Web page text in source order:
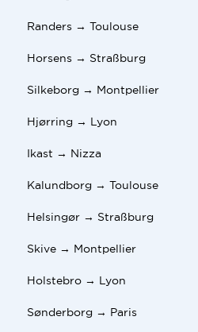
Randers → Toulouse
Horsens → Straßburg
Silkeborg → Montpellier
Hjørring → Lyon
Ikast → Nizza
Kalundborg → Toulouse
Helsingør → Straßburg
Skive → Montpellier
Holstebro → Lyon
Sønderborg → Paris